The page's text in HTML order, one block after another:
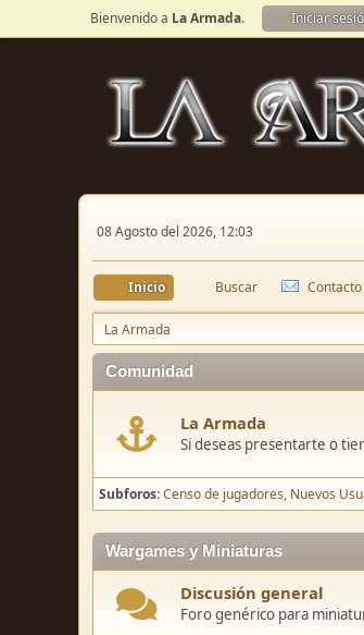
Bienvenido a La Armada. Iniciar
08 Agosto del 2026, 12:03
Inicio Buscar Contacto
La Armada
Comunidad
La Armada
Si deseas presentarte o
Subforos Censo de jugadores Nuevos
Wargames y Miniaturas
Discusión general
Foro genérico para